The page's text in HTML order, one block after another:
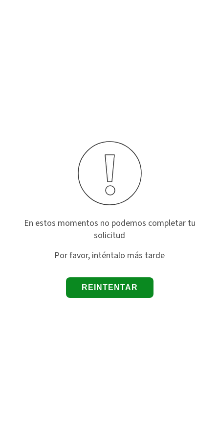
En estos momentos no podemos completar tu
solicitud
Por favor, inténtalo más tarde
REINTENTAR